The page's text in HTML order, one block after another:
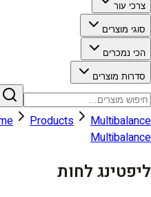
צרכי עור
סוגי מוצרים
הכי נמכרים
סדרות מוצרים
Products
Multibalance
Multibalance
ליפטינג לחות